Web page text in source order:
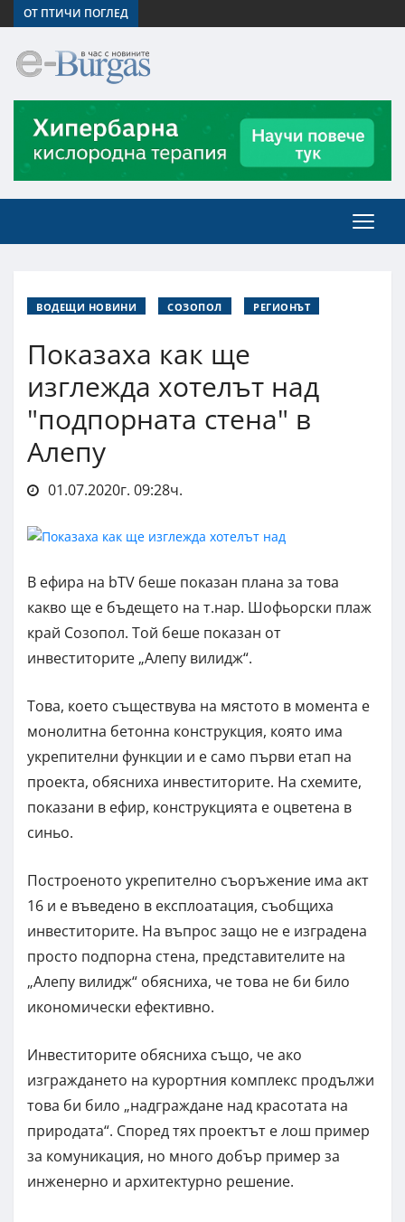
ОТ ПТИЧИ ПОГЛЕД
ВОДЕЩИ НОВИНИ СОЗОПОЛ РЕГИОНЪТ
Показаха как ще
изглежда хотелът над
"подпорната стена" в
Алепу
01.07.2020г. 09:28ч.
В ефира на bTV беше показан плана за това
какво ще е бъдещето на т.нар. Шофьорски плаж
край Созопол. Той беше показан от
инвеститорите „Алепу вилидж“.
Това, което съществува на мястото в момента е
монолитна бетонна конструкция, която има
укрепителни функции и е само първи етап на
проекта, обясниха инвеститорите. На схемите,
показани в ефир, конструкцията е оцветена в
синьо.
Построеното укрепително съоръжение има акт
16 и е въведено в експлоатация, съобщиха
инвеститорите. На въпрос защо не е изградена
просто подпорна стена, представителите на
„Алепу вилидж“ обясниха, че това не би било
икономически ефективно.
Инвеститорите обясниха също, че ако
изграждането на курортния комплекс продължи
това би било „надграждане над красотата на
природата“. Според тях проектът е лош пример
за комуникация, но много добър пример за
инженерно и архитектурно решение.